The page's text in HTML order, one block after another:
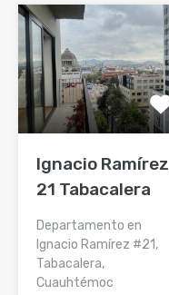
Ignacio Ramírez
21 Tabacalera
Departamento en
Ignacio Ramírez #21,
Tabacalera,
Cuauhtémoc